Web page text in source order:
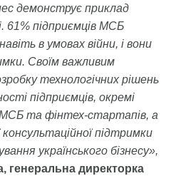
демонструє приклад
61% підприємців МСБ
в умовах війни, і вони
Своїм важливим
технологічних рішень
підприємців, окремі
МСБ та фінтех-стартапів, а
підтримки
українського бізнесу»,
генеральна директорка